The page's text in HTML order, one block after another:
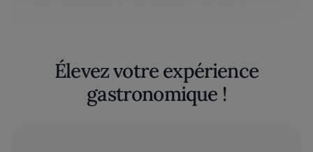
Élevez votre expérience
gastronomique !